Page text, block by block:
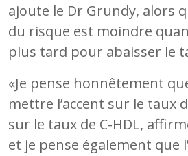
ajoute le Dr Grundy, alors
du risque est moindre
plus tard pour abaisser le
«Je pense honnêtement
mettre l’accent sur le taux
sur le taux de C-HDL,
et je pense également que